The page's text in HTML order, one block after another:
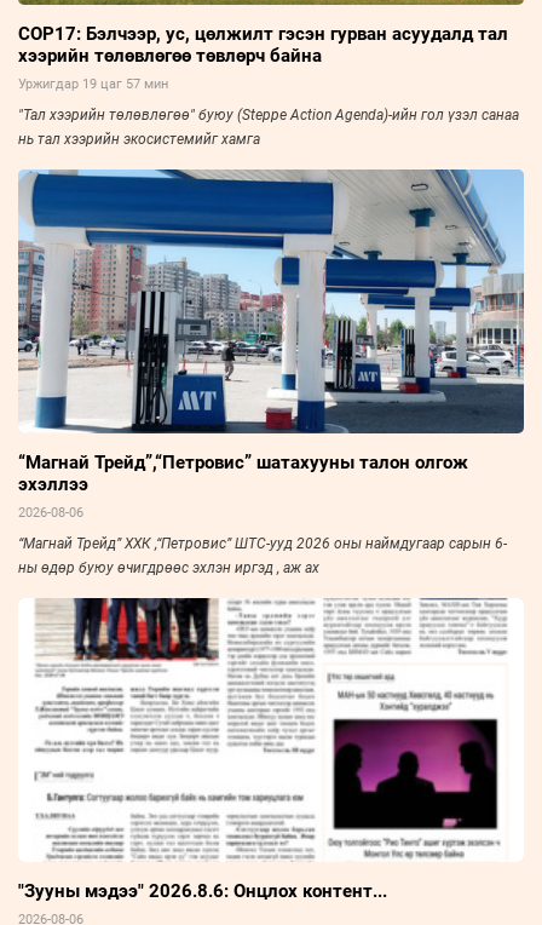
COP17: Бэлчээр, ус, цөлжилт гэсэн гурван асуудалд тал
хээрийн төлөвлөгөө төвлөрч байна
Уржигдар 19 цаг 57 мин
"Тал хээрийн төлөвлөгөө" буюу (Steppe Action Agenda)-ийн гол үзэл санаа
нь тал хээрийн экосистемийг хамга
“Магнай Трейд”,“Петровис” шатахууны талон олгож
эхэллээ
2026-08-06
“Магнай Трейд” ХХК ,“Петровис” ШТС-ууд 2026 оны наймдугаар сарын 6-
ны өдөр буюу өчигдрөөс эхлэн иргэд , аж ах
"Зууны мэдээ" 2026.8.6: Онцлох контент...
2026-08-06